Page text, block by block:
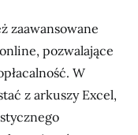
zaawansowane
pozwalające
W
z arkuszy Excel,